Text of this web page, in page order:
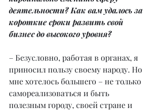
деятельности? Как вам удалось за
короткие сроки развить свой
бизнес до высокого уровня?
– Безусловно, работая в органах, я
приносил пользу своему народу. Но
мне хотелось большего – не только
самореализоваться и быть
полезным городу, своей стране и